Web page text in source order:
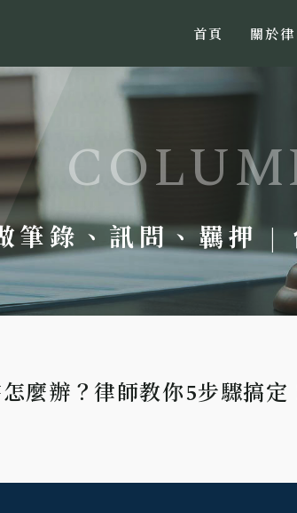
首頁 關於
筆錄、訊問、羈押 |
麼辦？律師教你5步驟搞定